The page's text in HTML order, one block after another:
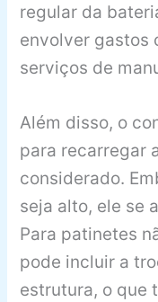
regular da
envolver gastos
serviços de
Além disso, o
para recarregar
considerado.
seja alto, ele se
Para patinetes
pode incluir a
estrutura, o que